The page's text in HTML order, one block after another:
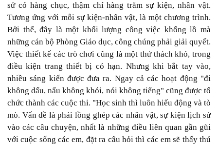
sử có hàng chục, thậm chí hàng trăm sự kiện, nhân vật.
Tương ứng với mỗi sự kiện-nhân vật, là một chương trình.
Bởi thế, đây là một khối lượng công việc khổng lồ mà
những cán bộ Phòng Giáo dục, công chúng phải giải quyết.
Việc thiết kế các trò chơi cũng là một thử thách khó, trong
điều kiện trang thiết bị có hạn. Nhưng khi bắt tay vào,
nhiều sáng kiến được đưa ra. Ngay cả các hoạt động "đi
không dấu, nấu không khói, nói không tiếng" cũng được tổ
chức thành các cuộc thi. "Học sinh thì luôn hiếu động và tò
mò. Vấn đề là phải lồng ghép các nhân vật, sự kiện lịch sử
vào các câu chuyện, nhất là những điều liên quan gần gũi
với cuộc sống các em, đặt ra câu hỏi thì các em sẽ thấy thú